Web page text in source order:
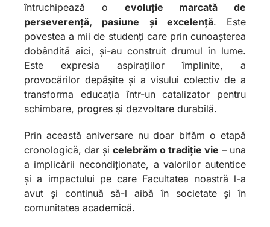
întruchipează o evoluție marcată de
perseverență, pasiune și excelență. Este
povestea a mii de studenți care prin cunoașterea
dobândită aici, și-au construit drumul în lume.
Este expresia aspirațiilor împlinite, a
provocărilor depășite și a visului colectiv de a
transforma educația într-un catalizator pentru
schimbare, progres și dezvoltare durabilă.
Prin această aniversare nu doar bifăm o etapă
cronologică, dar și celebrăm o tradiție vie – una
a implicării necondiționate, a valorilor autentice
și a impactului pe care Facultatea noastră l-a
avut și continuă să-l aibă în societate și în
comunitatea academică.